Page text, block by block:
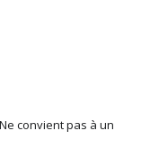
convient pas à un